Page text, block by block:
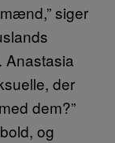
siger
Anastasia
der
dem?”
og